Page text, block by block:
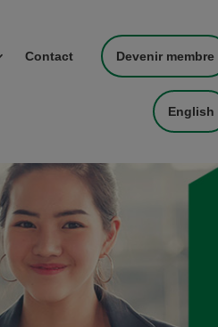
Contact Devenir membre
English